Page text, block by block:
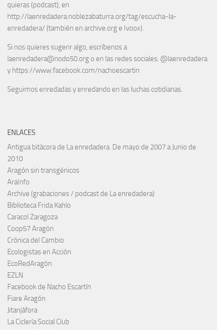
quieras (podcast), en
http://laenredadera.noblezabaturra.org/tag/escucha-la-
enredadera/ (también en archive.org e Ivoox).
Si nos quieres sugerir algo, escríbenos a
laenredadera@nodo50.org o en las redes sociales: @laenredadera
y https://www.facebook.com/nachoescartin
Seguimos enredadas y enredando en las luchas cotidianas.
ENLACES
Antigua bitácora de La enredadera. De mayo de 2007 a Junio de
2010
Aragón sin transgénicos
AraInfo
Archive (grabaciones / podcast de La enredadera)
Biblioteca Frida Kahlo
Caracol Zaragoza
Coop57 Aragón
Crónica del Cambio
Ecologistas en Acción
EcoRedAragón
EZLN
Facebook de Nacho Escartín
Fiare Aragón
Jitanjáfora
La Ciclería Social Club